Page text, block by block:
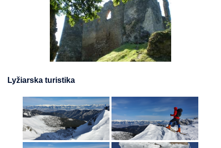
Lyžiarska turistika